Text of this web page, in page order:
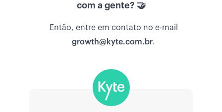
com a gente? 🤝
Então, entre em contato no e-mail
growth@kyte.com.br.